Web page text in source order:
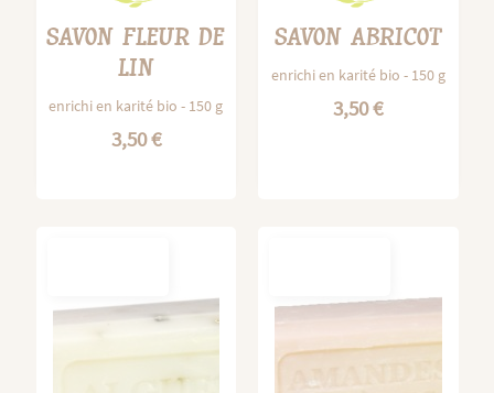
SAVON FLEUR DE
LIN
enrichi en karité bio - 150 g
3,50 €
SAVON ABRICOT
enrichi en karité bio - 150 g
3,50 €